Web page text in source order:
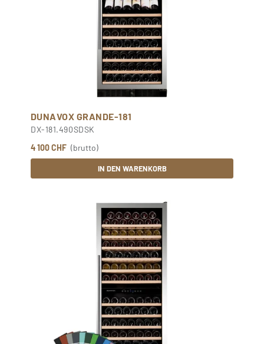
DUNAVOX GRANDE-181
DX-181.490SDSK
4 100 CHF (brutto)
IN DEN WARENKORB